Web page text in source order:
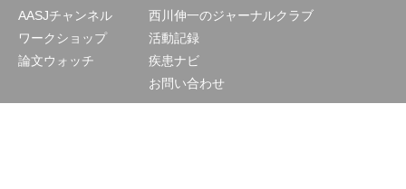
AASJチャンネル
ワークショップ
論文ウォッチ
西川伸一のジャーナルクラブ
活動記録
疾患ナビ
お問い合わせ